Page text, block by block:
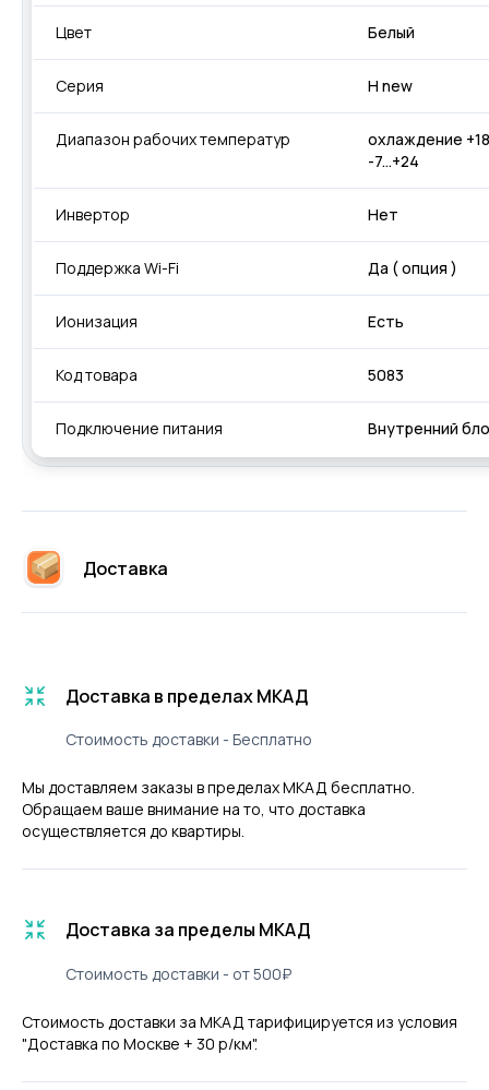
Цвет Белый
Серия H new
Диапазон рабочих температур
охлаждение
-7...+24
Инвертор Нет
Поддержка Wi-Fi Да ( опция )
Ионизация Есть
Код товара 5083
Подключение питания Внутренний
Доставка
Доставка в пределах МКАД
Стоимость доставки - Бесплатно
Мы доставляем заказы в пределах МКАД бесплатно.
Обращаем ваше внимание на то, что доставка
осуществляется до квартиры.
Доставка за пределы МКАД
Стоимость доставки - от 500₽
Стоимость доставки за МКАД тарифицируется из условия
"Доставка по Москве + 30 р/км".